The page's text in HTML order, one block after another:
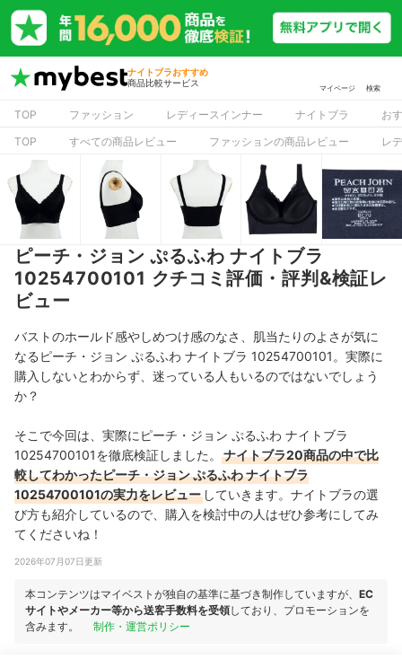
ナイトブラおすすめ
商品比較サービス
マイページ 検索
TOP ファッション レディースインナー ナイトブラ
お
TOP
すべての商品レビュー ファッションの商品レビュー レ
ピーチ・ジョン ぷるふわ ナイトブラ
10254700101 クチコミ評価・評判&検証レ
ビュー
バストのホールド感やしめつけ感のなさ、肌当たりのよさが気に
なるピーチ・ジョン ぷるふわ ナイトブラ 10254700101。実際に
購入しないとわからず、迷っている人もいるのではないでしょう
か？
そこで今回は、実際にピーチ・ジョン ぷるふわ ナイトブラ
10254700101を徹底検証しました。
ナイトブラ20商品の中で比
較してわかったピーチ・ジョン ぷるふわ ナイトブラ
10254700101の実力をレビュー していきます。ナイトブラの選
び方も紹介しているので、購入を検討中の人はぜひ参考にしてみ
てくださいね！
2026年07月07日更新
本コンテンツはマイベストが独自の基準に基づき制作していますが、 EC
サイトやメーカー等から送客手数料を受領しており、プロモーションを
含みます。
制作・運営ポリシー